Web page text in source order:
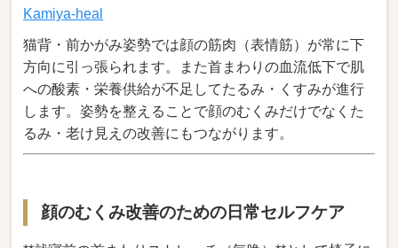
Kamiya-heal
猫背・前かがみ姿勢では顔の筋肉（表情筋）が常に下
方向に引っ張られます。また首まわりの血流低下で肌
への酸素・栄養供給が不足してたるみ・くすみが進行
します。姿勢を整えることで顔のむくみだけでなくた
るみ・老け見えの改善にもつながります。
顔のむくみ改善のための日常セルフケア